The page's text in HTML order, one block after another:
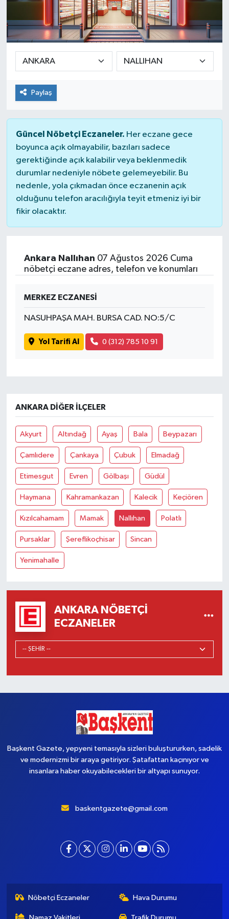
Paylaş
Güncel Nöbetçi Eczaneler. Her eczane gece
boyunca açık olmayabilir, bazıları sadece
gerektiğinde açık kalabilir veya beklenmedik
durumlar nedeniyle nöbete gelemeyebilir. Bu
nedenle, yola çıkmadan önce eczanenin açık
olduğunu telefon aracılığıyla teyit etmeniz iyi bir
fikir olacaktır.
Ankara Nallıhan 07 Ağustos 2026 Cuma
nöbetçi eczane adres, telefon ve konumları
MERKEZ ECZANESİ
NASUHPAŞA MAH. BURSA CAD. NO:5/C
Yol Tarifi Al 0 (312) 785 10 91
ANKARA DIĞER İLÇELER
Akyurt Altındağ Ayaş Bala Beypazarı
Çamlıdere Çankaya Çubuk Elmadağ
Etimesgut Evren Gölbaşı Güdül
Haymana Kahramankazan Kalecik Keçiören
Kızılcahamam Mamak Nallıhan Polatlı
Pursaklar Şereflikoçhisar Sincan
Yenimahalle
ANKARA NÖBETÇI
ECZANELER
Başkent Gazete, yepyeni temasıyla sizleri buluştururken, sadelik
ve modernizmi bir araya getiriyor. Şatafattan kaçınıyor ve
insanlara haber okuyabilecekleri bir altyapı sunuyor.
baskentgazete@gmail.com
Nöbetçi Eczaneler Hava Durumu
Güvenlik
Kültür-Sanat
Magazin
Özel Haber
Sağlık
Siyaset
Spor
Teknoloji
Yaşam